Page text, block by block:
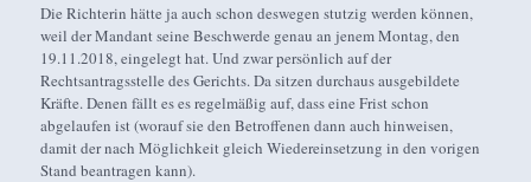
Die Richterin hätte ja auch schon deswegen stutzig werden können,
weil der Mandant seine Beschwerde genau an jenem Montag, den
19.11.2018, eingelegt hat. Und zwar persönlich auf der
Rechtsantragsstelle des Gerichts. Da sitzen durchaus ausgebildete
Kräfte. Denen fällt es es regelmäßig auf, dass eine Frist schon
abgelaufen ist (worauf sie den Betroffenen dann auch hinweisen,
damit der nach Möglichkeit gleich Wiedereinsetzung in den vorigen
Stand beantragen kann).